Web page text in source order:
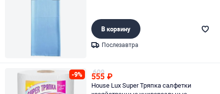
В корзину
Послезавтра
-9% 609
555 ₽
House Lux Super Тряпка салфетки